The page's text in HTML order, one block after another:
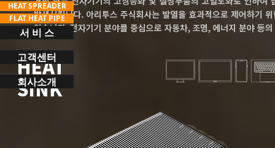
HEAT SPREADER
FLAT HEAT PIPE
서 비 스
고객센터
회사소개